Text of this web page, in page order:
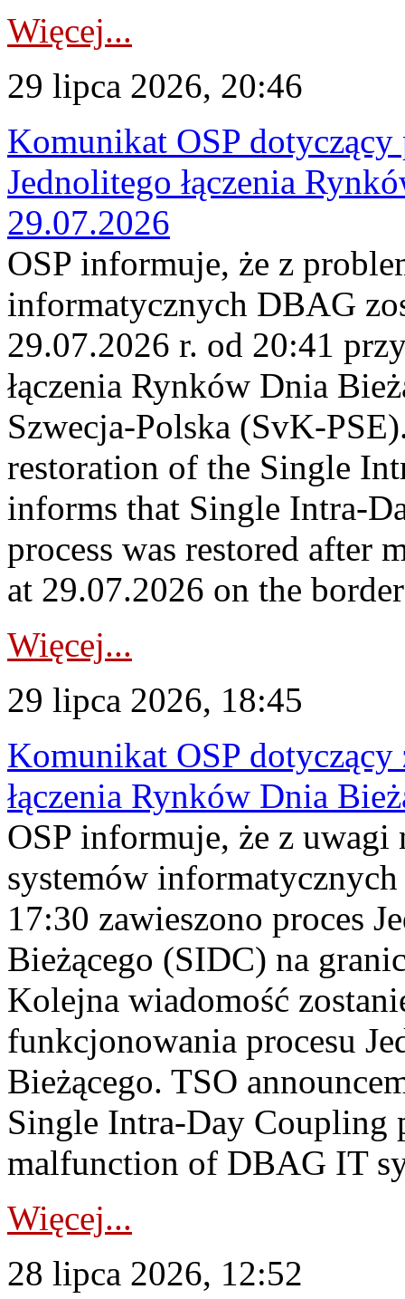
Więcej...
29 lipca 2026, 20:46
Komunikat OSP
Jednolitego łączenia
29.07.2026
OSP informuje, że z
informatycznych DBAG
29.07.2026 r. od 20:41
łączenia Rynków Dnia
Szwecja-Polska (SvK-
restoration of the Single
informs that Single Intra-
process was restored after
at 29.07.2026 on the
Więcej...
29 lipca 2026, 18:45
Komunikat OSP dotyczący
łączenia Rynków Dnia
OSP informuje, że z uwagi
systemów
17:30 zawieszono proces
Bieżącego (SIDC) na
Kolejna wiadomość
funkcjonowania procesu
Bieżącego. TSO
Single Intra-Day Coupling
malfunction of DBAG IT
Więcej...
28 lipca 2026, 12:52